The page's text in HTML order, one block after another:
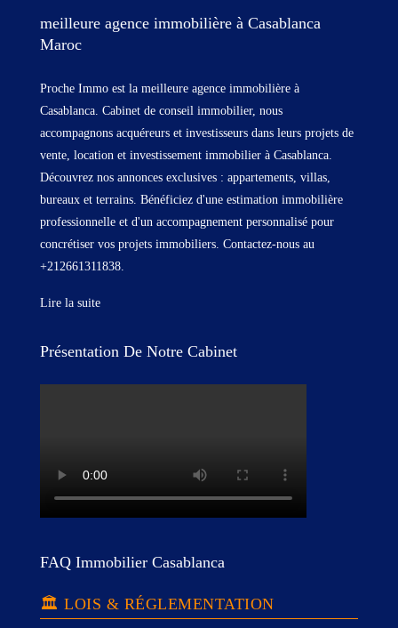
meilleure agence immobilière à Casablanca
Maroc
Proche Immo est la meilleure agence immobilière à
Casablanca. Cabinet de conseil immobilier, nous
accompagnons acquéreurs et investisseurs dans leurs projets de
vente, location et investissement immobilier à Casablanca.
Découvrez nos annonces exclusives : appartements, villas,
bureaux et terrains. Bénéficiez d'une estimation immobilière
professionnelle et d'un accompagnement personnalisé pour
concrétiser vos projets immobiliers. Contactez-nous au
+212661311838.
Lire la suite
Présentation De Notre Cabinet
FAQ Immobilier Casablanca
🏛️ LOIS & RÉGLEMENTATION